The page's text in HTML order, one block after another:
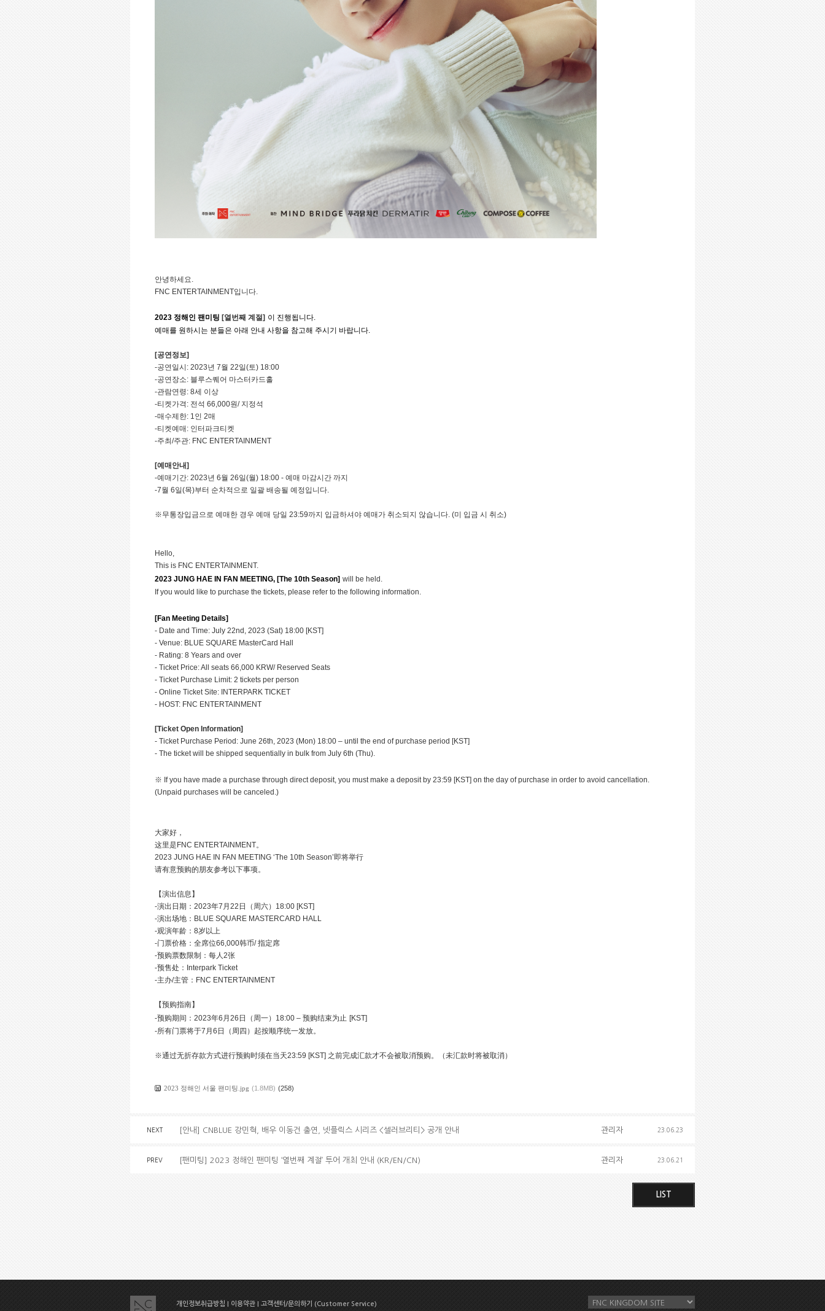
안녕하세요.
FNC ENTERTAINMENT입니다.
2023 정해인 팬미팅 [열번째 계절] 이 진행됩니다.
예매를 원하시는 분들은 아래 안내 사항을 참고해 주시기 바랍니다.
[공연정보]
-공연일시: 2023년 7월 22일(토) 18:00
-공연장소: 블루스퀘어 마스터카드홀
-관람연령: 8세 이상
-티켓가격: 전석 66,000원/ 지정석
-매수제한: 1인 2매
-티켓예매: 인터파크티켓
-주최/주관: FNC ENTERTAINMENT
[예매안내]
-예매기간: 2023년 6월 26일(월) 18:00 - 예매 마감시간 까지
-7월 6일(목)부터 순차적으로 일괄 배송될 예정입니다.
※무통장입금으로 예매한 경우 예매 당일 23:59까지 입금하셔야 예매가 취소되지 않습니다. (미 입금 시 취소)
Hello,
This is FNC ENTERTAINMENT.
2023 JUNG HAE IN FAN MEETING, [The 10th Season] will be held.
If you would like to purchase the tickets, please refer to the following information.
[Fan Meeting Details]
- Date and Time: July 22nd, 2023 (Sat) 18:00 [KST]
- Venue: BLUE SQUARE MasterCard Hall
- Rating: 8 Years and over
- Ticket Price: All seats 66,000 KRW/ Reserved Seats
- Ticket Purchase Limit: 2 tickets per person
- Online Ticket Site: INTERPARK TICKET
- HOST: FNC ENTERTAINMENT
[Ticket Open Information]
- Ticket Purchase Period: June 26th, 2023 (Mon) 18:00 – until the end of purchase period [KST]
- The ticket will be shipped sequentially in bulk from July 6th (Thu).
※ If you have made a purchase through direct deposit, you must make a deposit by 23:59 [KST] on the day of purchase in order to avoid cancellation.
(Unpaid purchases will be canceled.)
大家好，
这里是 FNC ENTERTAINMENT。
2023 JUNG HAE IN FAN MEETING ‘The 10th Season’即将举行
请有意预购的朋友参考以下事项。
【演出信息】
-演出日期：2023年7月22日（周六） 18:00 [KST]
-演出场地： BLUE SQUARE MASTERCARD HALL
-观演年龄： 8岁以上
-门票价格：全席位66,000韩币/指定席
-预购票数限制：每人2张
-预售处： Interpark Ticket
-主办/主管： FNC ENTERTAINMENT
【预购指南】
-预购期间： 2023年6 月 26 日（周一） 18:00 – 预购结束为止 [KST]
-所有门票将于7 月 6 日（周四）起按顺序统一发放。
※通过无折存款方式进行预购时须在当天23:59 [KST] 之前完成汇款才不会被取消预购。 （未汇款时将被取消）
2023 정해인 서울 팬미팅.jpg (1.8MB) (258)
NEXT [안내] CNBLUE 강민혁, 배우 이동건 출연, 넷플릭스 시리즈 <셀러브리티> 공개 안내 관리자 23.06.23
PREV [팬미팅] 2023 정해인 팬미팅 ‘열번째 계절’ 투어 개최 안내 (KR/EN/CN) 관리자 23.06.21
LIST
개인정보취급방침 이용약관 고객센터/문의하기 (Customer Service)